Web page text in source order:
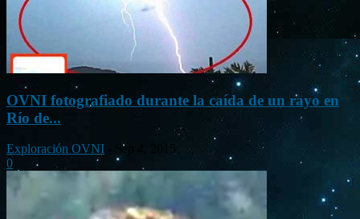
OVNI fotografiado durante la caída de un rayo en
Río de...
Exploración OVNI
Sep 4, 2015
0